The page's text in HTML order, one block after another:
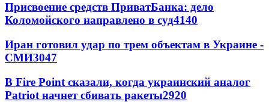
Присвоение средств ПриватБанка: дело
Коломойского направлено в суд4140
Иран готовил удар по трем объектам в Украине -
СМИ3047
В Fire Point сказали, когда украинский аналог
Patriot начнет сбивать ракеты2920